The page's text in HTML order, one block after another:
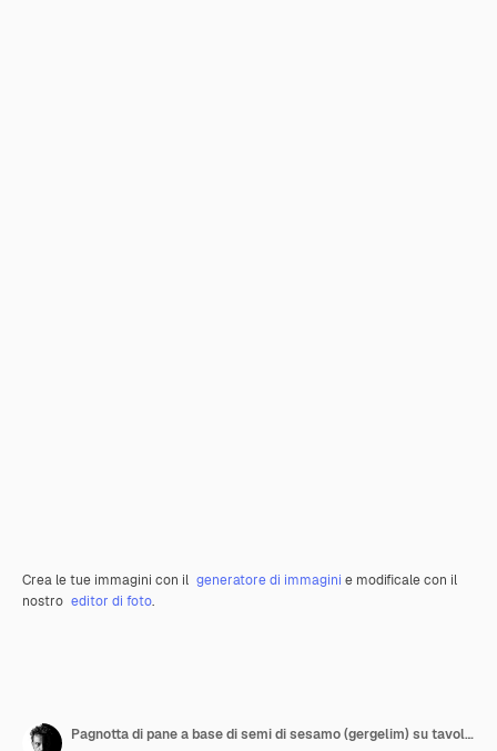
Crea le tue immagini con il generatore di immagini e modificale con il
nostro editor di foto.
Pagnotta di pane a base di semi di sesamo (gergelim) su tavola di legno rustico con altri pani e ingredienti in background.